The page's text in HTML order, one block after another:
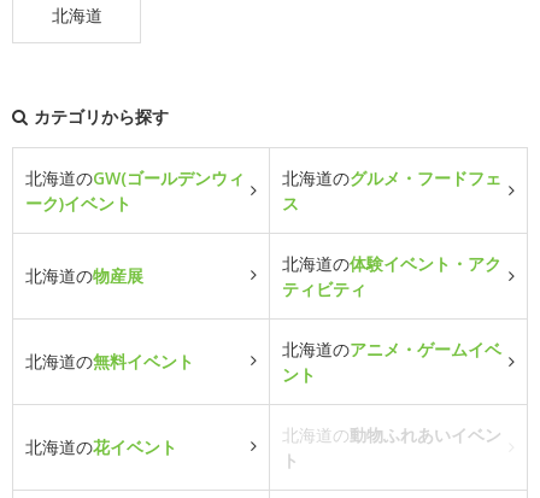
北海道
カテゴリから探す
北海道のGW(ゴールデンウィ
ーク)イベント
北海道のグルメ・フードフェ
ス
北海道の物産展
北海道の体験イベント・アク
ティビティ
北海道の無料イベント
北海道のアニメ・ゲームイベ
ント
北海道の花イベント
北海道の動物ふれあいイベン
ト